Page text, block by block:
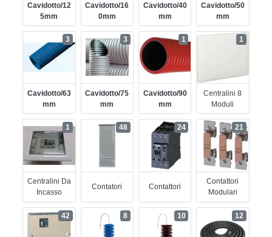
Cavidotto/12
5mm
Cavidotto/16
0mm
Cavidotto/40
Mm
Cavidotto/50
Mm
Cavidotto/63
Mm
3
Cavidotto/75
Mm
3
Cavidotto/90
Mm
1
Centralini 8
Moduli
1
Centralini Da
Incasso
1
Contatori
48
Contattori
24
Contattori
Modulari
21
42 8 10 12